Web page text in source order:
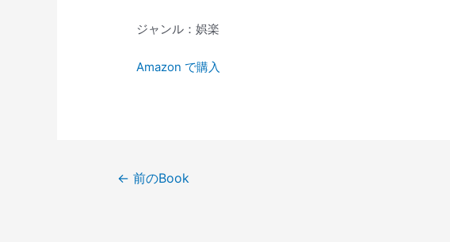
ジャンル：娯楽
Amazon で購入
← 前のBook